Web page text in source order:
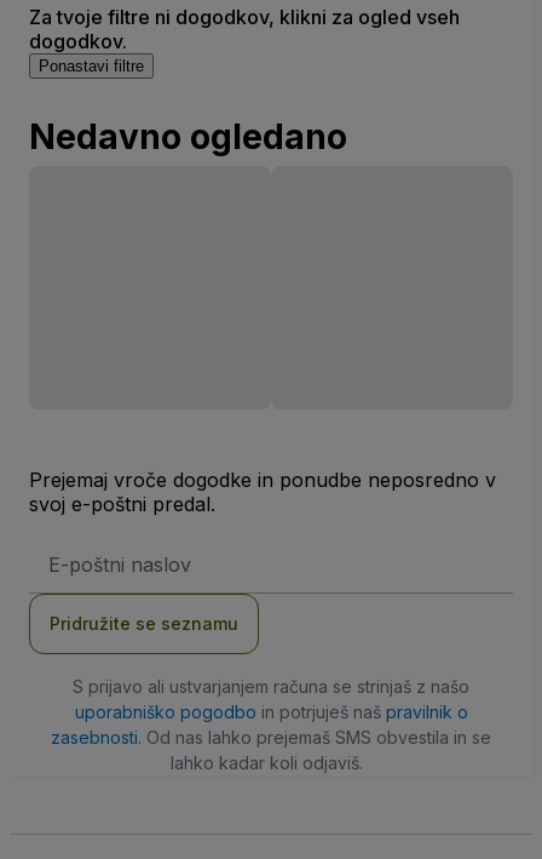
Za tvoje filtre ni dogodkov, klikni za ogled vseh
dogodkov.
Ponastavi filtre
Nedavno ogledano
Prejemaj vroče dogodke in ponudbe neposredno v
svoj e-poštni predal.
naslov
Pridružite se seznamu
S prijavo ali ustvarjanjem računa se strinjaš z našo
uporabniško pogodbo in potrjuješ naš pravilnik o
zasebnosti. Od nas lahko prejemaš SMS obvestila in se
lahko kadar koli odjaviš.